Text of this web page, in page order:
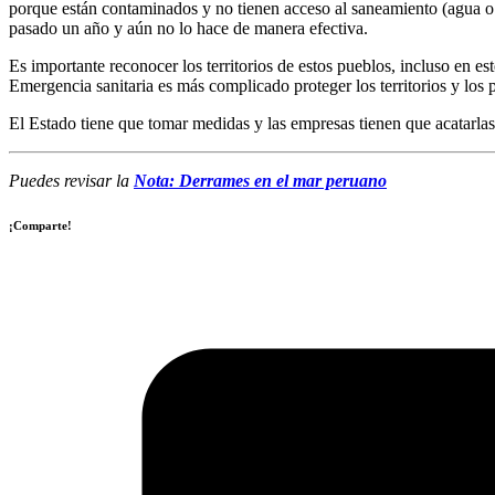
porque están contaminados y no tienen acceso al saneamiento
pasado un año y aún no lo hace de manera efectiva.
Es importante reconocer los territorios de estos pueblos, incluso en
Emergencia sanitaria es más complicado proteger los territorios y
El Estado tiene que tomar medidas y las empresas tienen que
Puedes revisar la Nota: Derrames en el mar peruano
¡Comparte!